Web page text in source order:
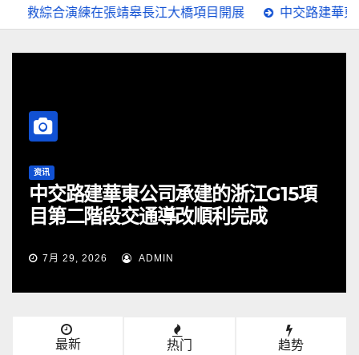
合演練在張靖皋長江大橋項目開展 中交路建華東公司承
司承建的浙江G15項
導改順利完成
术后不用趴！
技术，让49岁
最新 热门 趋势